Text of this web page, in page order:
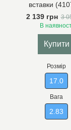
вставки
2 139 грн 3
В
Купити
Розмір
17.0
Вага
2.83